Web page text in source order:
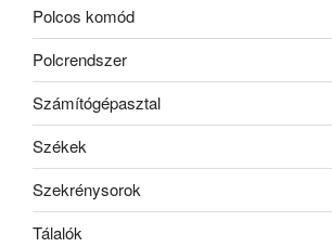
Polcos komód
Polcrendszer
Számítógépasztal
Székek
Szekrénysorok
Tálalók